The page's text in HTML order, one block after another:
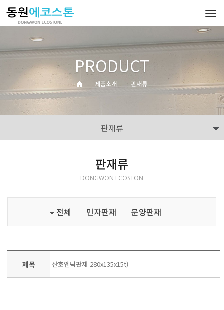
PRODUCT
제품소개 판재류
판재류
판재류
DONGWON ECOSTON
전체 민자판재 문양판재
제목 산호엔틱판재 280x135x15t)